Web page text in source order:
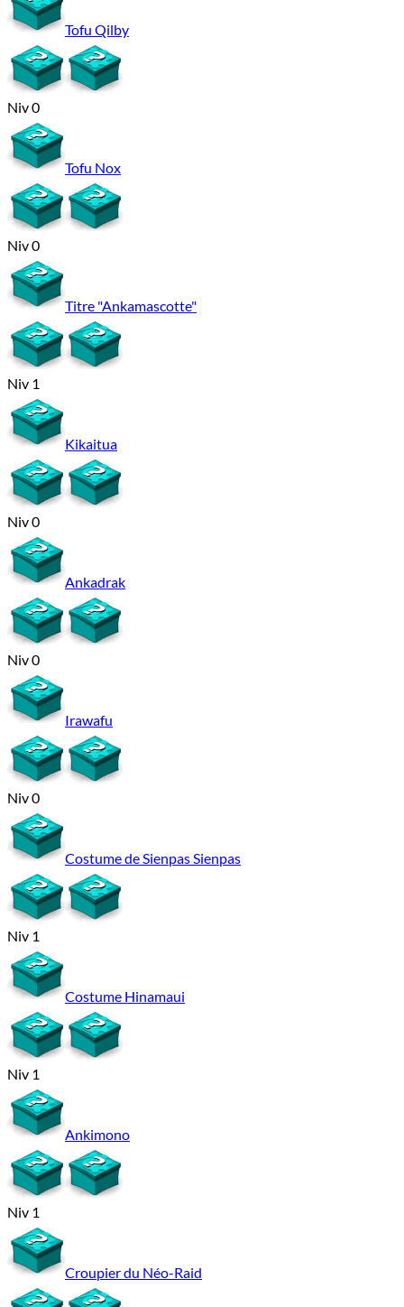
Tofu Qilby
Niv 0
Tofu Nox
Niv 0
Titre "Ankamascotte"
Niv 1
Kikaitua
Niv 0
Ankadrak
Niv 0
Irawafu
Niv 0
Costume de Sienpas Sienpas
Niv 1
Costume Hinamaui
Niv 1
Ankimono
Niv 1
Croupier du Néo-Raid